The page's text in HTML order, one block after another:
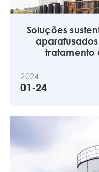
Soluções
tratamento
2024
01-24